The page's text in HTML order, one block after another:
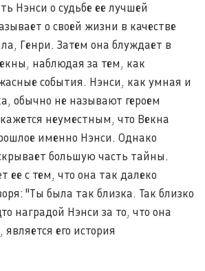
Нэнси о судьбе ее лучшей
о своей жизни в качестве
Генри. Затем она блуждает в
наблюдая за тем, как
события. Нэнси, как умная и
обычно не называют героем
неуместным, что Векна
именно Нэнси. Однако
большую часть тайны.
ее с тем, что она так далеко
"Ты была так близка. Так близко
наградой Нэнси за то, что она
его история